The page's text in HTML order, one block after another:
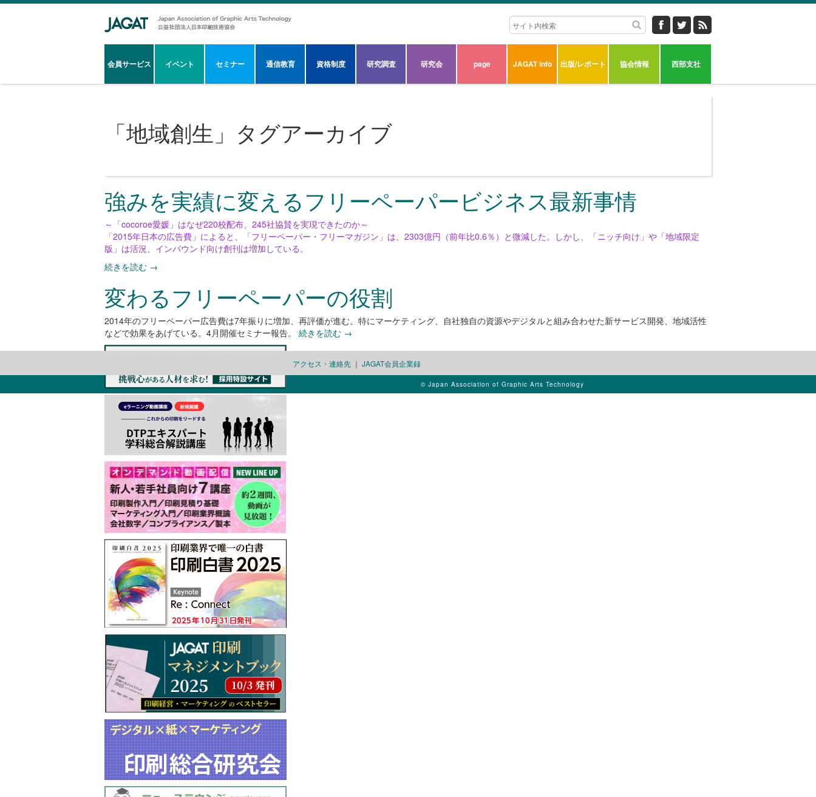
会員サービス イベント セミナー 通信教育 資格制度 研究調査 研究会 page JAGAT info 出版/レポート 協会情報 西部支社
「地域創生 」タグアーカイブ
強みを実績に変えるフリーペーパービジネス最新事情
～「cocoroe愛媛」はなぜ220校配布、245社協賛を実現できたのか～
「2015年日本の広告費」によると、「フリーペーパー・フリーマガジン」は、2303億円（前年比0.6％）と微減した。しかし、「ニッチ向け」や「地域限定
版」は活況、インバウンド向け創刊は増加している。
続きを読む →
変わるフリーペーパーの役割
2014年のフリーペーパー広告費は7年振りに増加、再評価が進む。特にマーケティング、自社独自の資源やデジタルと組み合わせた新サービス開発、地域活性
などで効果をあげている。4月開催セミナー報告。 続きを読む →
アクセス・連絡先 ｜ JAGAT会員企業録
© Japan Association of Graphic Arts Technology